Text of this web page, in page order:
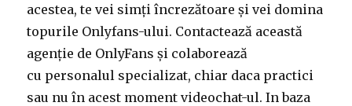
acestea, te vei simți încrezătoare și vei domina
topurile Onlyfans-ului. Contactează această
agenție de OnlyFans și colaborează
cu personalul specializat, chiar daca practici
sau nu în acest moment videochat-ul. In baza